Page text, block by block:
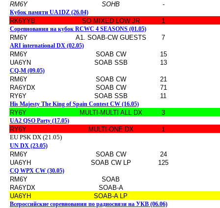
RM6Y
SOHB -
Кубок памяти UA1DZ (26.04)
RK6YYB SO MIXED LOW JR 1
Соревнования на кубок RCWC 4 SEASONS (01.05)
RM6Y A1. SOAB-CW GUESTS 7
ARI international DX (02.05)
RM6Y SOAB CW
15
UA6YN
SOAB SSB 13
CQ-M (09.05)
RM6Y SOAB CW
21
RA6YDX
SOAB CW
71
RY6Y
SOAB SSB 11
His Majesty The King of Spain Contest CW (16.05)
RY6Y MULTI-MULTI ALL DX 3
UA2 QSO Party (17.05)
RY6Y MULTI-ONE DX
1
EU PSK DX (21.05)
UN DX (23.05)
RM6Y SOAB CW
24
UA6YH
SOAB CW LP 125
CQ WPX CW (30.05)
RM6Y
SOAB
RA6YDX
SOAB-A
UA6YH
SOAB-A LP
Всероссийские соревнования по радиосвязи на УКВ (06.06)